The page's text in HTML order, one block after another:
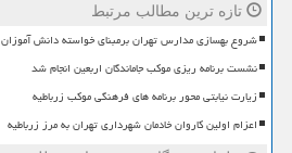
تازه ترین مطالب مرتبط
شروع بهسازی مدارس تهران برمبنای خواسته دانش آموزان
نشست برنامه ریزی موکب جاماندگان اربعین انجام شد
زیارت نیابتی محور برنامه های فرهنگی موکب زرباطیه
اعزام اولین کاروان خادمان شهرداری تهران به مرز زرباطیه